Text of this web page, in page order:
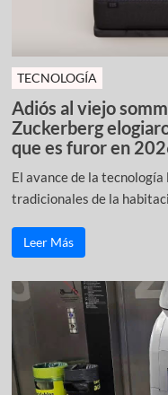
TECNOLOGÍA
Adiós al viejo
Zuckerberg
que es furor en
El avance de la
tradicionales de la
Leer Más